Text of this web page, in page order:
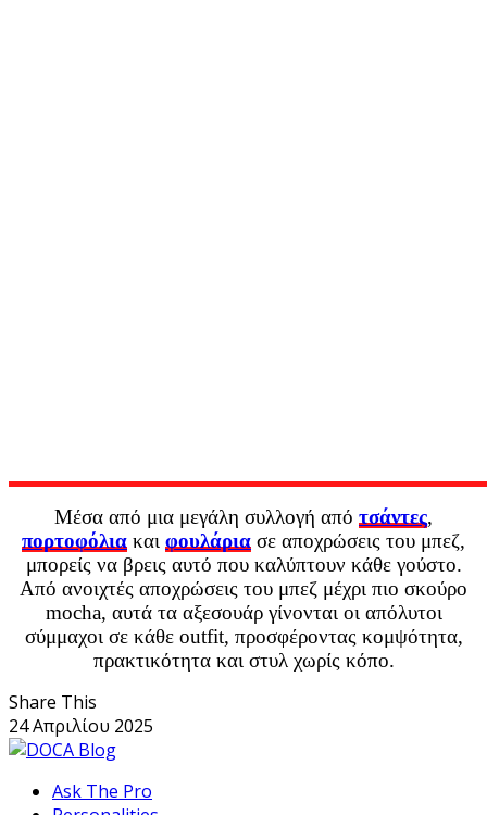
Μέσα από μια μεγάλη συλλογή από τσάντες,
πορτοφόλια και φουλάρια σε αποχρώσεις του μπεζ,
μπορείς να βρεις αυτό που καλύπτουν κάθε γούστο.
Από ανοιχτές αποχρώσεις του μπεζ μέχρι πιο σκούρο
mocha, αυτά τα αξεσουάρ γίνονται οι απόλυτοι
σύμμαχοι σε κάθε outfit, προσφέροντας κομψότητα,
πρακτικότητα και στυλ χωρίς κόπο.
Share This
24 Απριλίου 2025
Ask The Pro